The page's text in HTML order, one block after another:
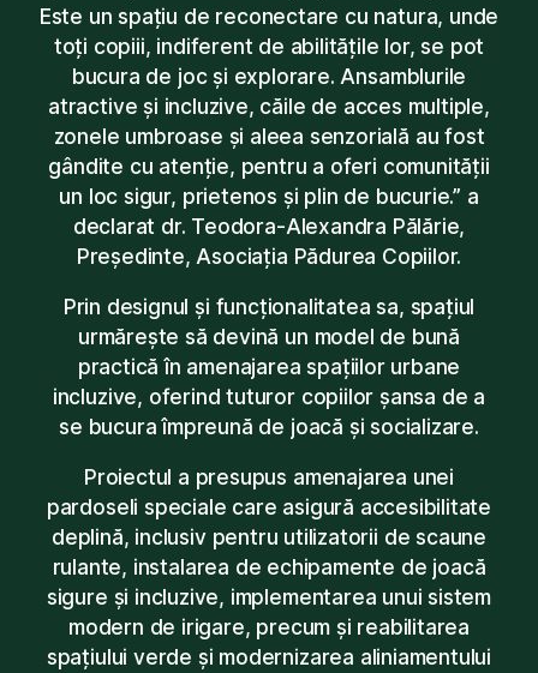
Este un spațiu de reconectare cu natura, unde
toți copiii, indiferent de abilitățile lor, se pot
bucura de joc și explorare. Ansamblurile
atractive și incluzive, căile de acces multiple,
zonele umbroase și aleea senzorială au fost
gândite cu atenție, pentru a oferi comunității
un loc sigur, prietenos și plin de bucurie.” a
declarat dr. Teodora-Alexandra Pălărie,
Președinte, Asociația Pădurea Copiilor.
Prin designul și funcționalitatea sa, spațiul
urmărește să devină un model de bună
practică în amenajarea spațiilor urbane
incluzive, oferind tuturor copiilor șansa de a
se bucura împreună de joacă și socializare.
Proiectul a presupus amenajarea unei
pardoseli speciale care asigură accesibilitate
deplină, inclusiv pentru utilizatorii de scaune
rulante, instalarea de echipamente de joacă
sigure și incluzive, implementarea unui sistem
modern de irigare, precum și reabilitarea
spațiului verde și modernizarea aliniamentului